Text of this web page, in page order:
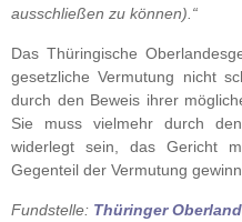
ausschließen zu können).“
Das Thüringische
gesetzliche Vermutung nicht
durch den Beweis ihrer
Sie muss vielmehr durch
widerlegt sein, das Gericht
Gegenteil der Vermutung
Fundstelle: Thüringer